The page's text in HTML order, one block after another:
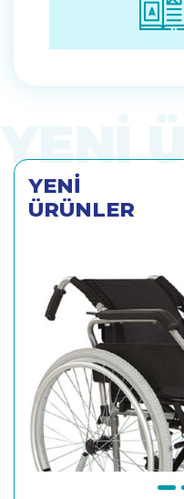
YENİ
ÜRÜNLER